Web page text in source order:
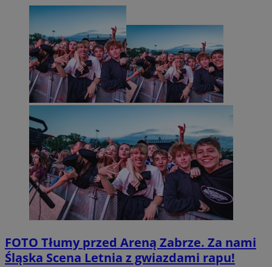
FOTO Tłumy przed Areną Zabrze. Za nami
Śląska Scena Letnia z gwiazdami rapu!